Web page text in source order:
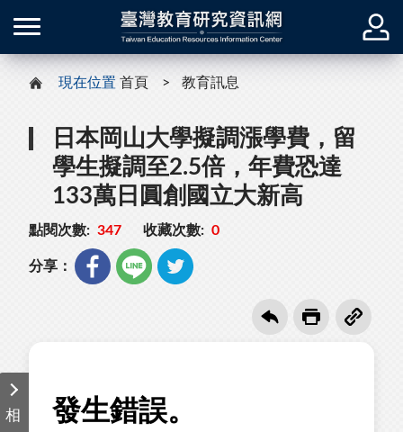
現在位置 首頁 教育訊息
日本岡山大學擬調漲學費，留
學生擬調至2.5倍，年費恐達
133萬日圓創國立大新高
點閱次數: 347 收藏次數: 0
分享：
相